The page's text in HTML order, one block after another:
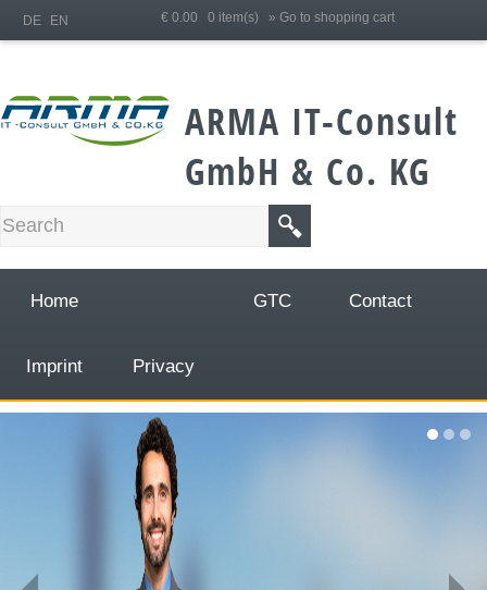
€ 0.00 0 item(s) » Go to shopping cart
DE EN
ARMA IT-Consult
GmbH & Co. KG
Home GTC Contact
Imprint Privacy